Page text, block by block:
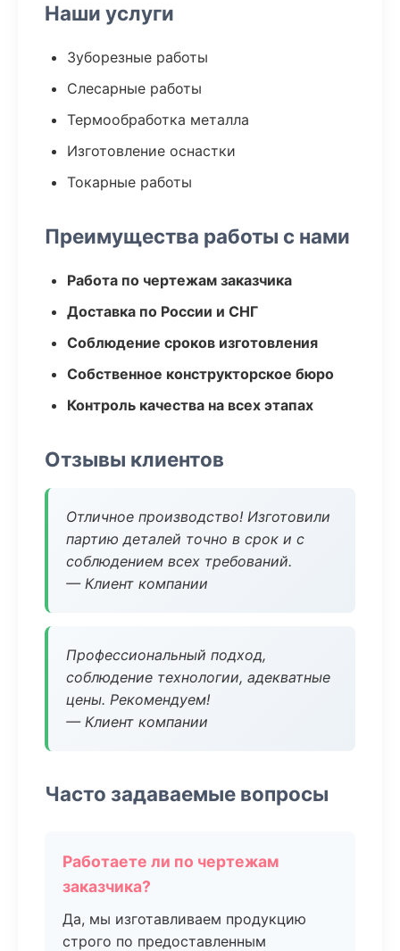
Наши услуги
Зуборезные работы
Слесарные работы
Термообработка металла
Изготовление оснастки
Токарные работы
Преимущества работы с нами
Работа по чертежам заказчика
Доставка по России и СНГ
Соблюдение сроков изготовления
Собственное конструкторское бюро
Контроль качества на всех этапах
Отзывы клиентов
Отличное производство! Изготовили
партию деталей точно в срок и с
соблюдением всех требований.
— Клиент компании
Профессиональный подход,
соблюдение технологии, адекватные
цены. Рекомендуем!
— Клиент компании
Часто задаваемые вопросы
Работаете ли по чертежам
заказчика?
Да, мы изготавливаем продукцию
строго по предоставленным